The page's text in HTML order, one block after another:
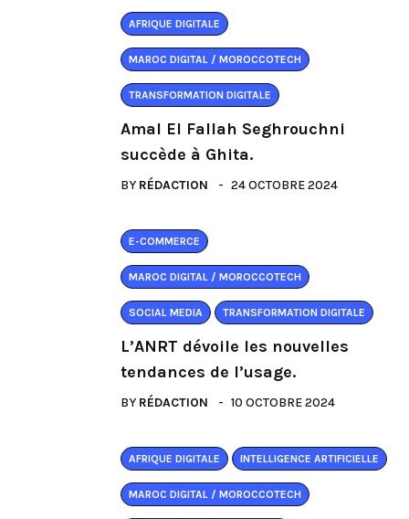
AFRIQUE DIGITALE
MAROC DIGITAL / MOROCCOTECH
TRANSFORMATION DIGITALE
Amal El Fallah Seghrouchni
succède à Ghita.
BY RÉDACTION 24 OCTOBRE 2024
E-COMMERCE
MAROC DIGITAL / MOROCCOTECH
SOCIAL MEDIA TRANSFORMATION DIGITALE
L’ANRT dévoile les nouvelles
tendances de l’usage.
BY RÉDACTION 10 OCTOBRE 2024
AFRIQUE DIGITALE INTELLIGENCE ARTIFICIELLE
MAROC DIGITAL / MOROCCOTECH